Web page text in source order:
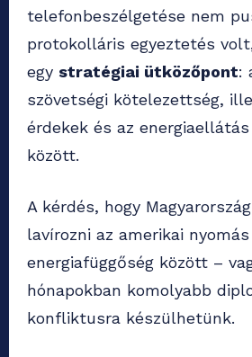
telefonbeszélgetése nem
protokolláris egyeztetés
egy stratégiai ütközőpont:
szövetségi kötelezettség,
érdekek és az
között.
A kérdés, hogy
lavírozni az amerikai
energiafüggőség között –
hónapokban komolyabb
konfliktusra készülhetünk.